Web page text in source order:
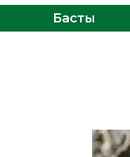
Басты